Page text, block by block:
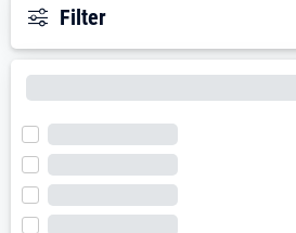
Filter